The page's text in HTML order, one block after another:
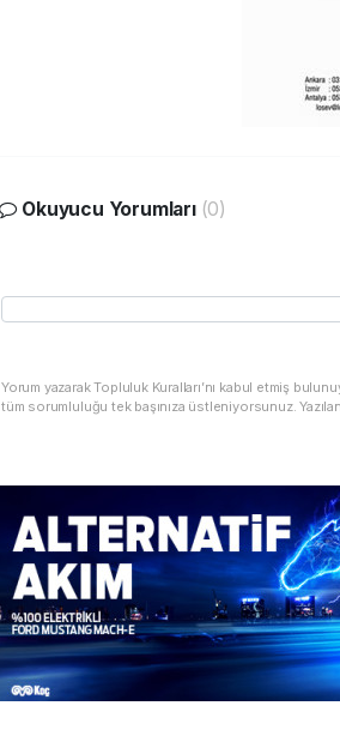
Okuyucu Yorumları (0)
Yorum yazarak Topluluk Kuralları’nı kabul etmiş
tüm sorumluluğu tek başınıza üstleniyorsunuz.